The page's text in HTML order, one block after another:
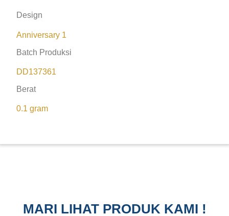
Design
Anniversary 1
Batch Produksi
DD137361
Berat
0.1 gram
MARI LIHAT PRODUK KAMI !